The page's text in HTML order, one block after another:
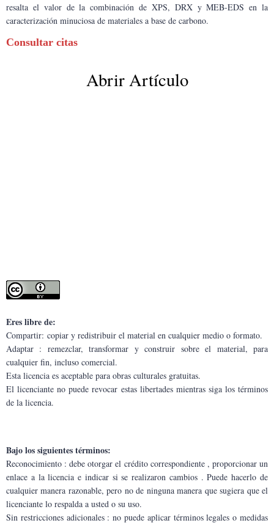
resalta el valor de la combinación de XPS, DRX y MEB-EDS en la
caracterización minuciosa de materiales a base de carbono.
Consultar citas
Abrir Artículo
Eres libre de:
Compartir: copiar y redistribuir el material en cualquier medio o formato.
Adaptar : remezclar, transformar y construir sobre el material, para
cualquier fin, incluso comercial.
Esta licencia es aceptable para obras culturales gratuitas.
El licenciante no puede revocar estas libertades mientras siga los términos
de la licencia.
Bajo los siguientes términos:
Reconocimiento : debe otorgar el crédito correspondiente , proporcionar un
enlace a la licencia e indicar si se realizaron cambios . Puede hacerlo de
cualquier manera razonable, pero no de ninguna manera que sugiera que el
licenciante lo respalda a usted o su uso.
Sin restricciones adicionales : no puede aplicar términos legales o medidas